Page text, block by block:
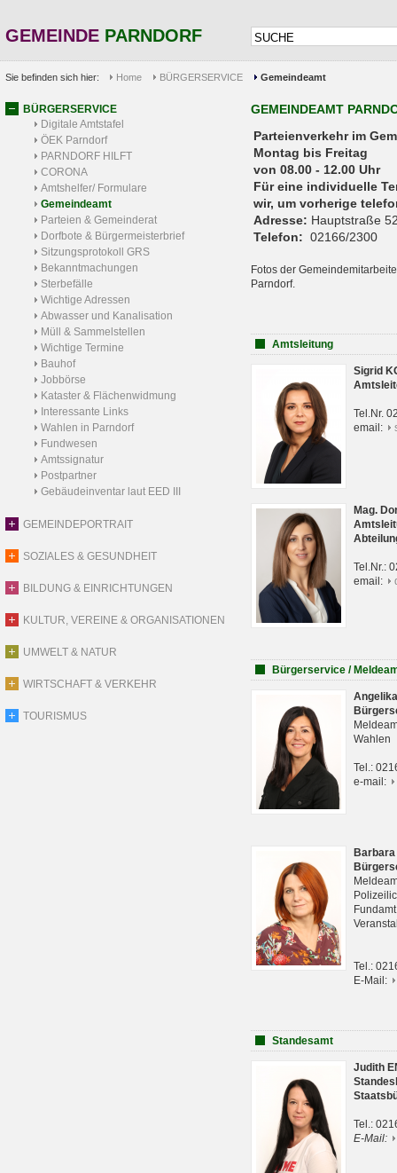
GEMEINDE PARNDORF
Sie befinden sich hier: Home BÜRGERSERVICE Gemeindeamt
BÜRGERSERVICE
Digitale Amtstafel
ÖEK Parndorf
PARNDORF HILFT
CORONA
Amtshelfer/ Formulare
Gemeindeamt
Parteien & Gemeinderat
Dorfbote & Bürgermeisterbrief
Sitzungsprotokoll GRS
Bekanntmachungen
Sterbefälle
Wichtige Adressen
Abwasser und Kanalisation
Müll & Sammelstellen
Wichtige Termine
Bauhof
Jobbörse
Kataster & Flächenwidmung
Interessante Links
Wahlen in Parndorf
Fundwesen
Amtssignatur
Postpartner
Gebäudeinventar laut EED III
GEMEINDEPORTRAIT
SOZIALES & GESUNDHEIT
BILDUNG & EINRICHTUNGEN
KULTUR, VEREINE & ORGANISATIONEN
UMWELT & NATUR
WIRTSCHAFT & VERKEHR
TOURISMUS
GEMEINDEAMT
Parteienverkehr
Montag bis Freitag
von 08.00 - 12.00 Uhr
Für eine individuelle
wir, um vorherige
Adresse: Hauptstraße
Telefon: 02166/2300
Fotos der
Parndorf.
Amtsleitung
Sigrid
Tel.Nr.
email:
Mag.
Tel.Nr.:
email:
Bürgerservice /
Wahlen
Tel.:
e-mail:
Tel.:
E-Mail:
Standesamt
Judith
Tel.:
E-Mail: